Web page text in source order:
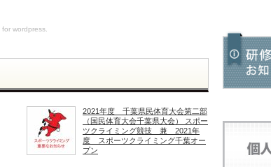
for wordpress.
2021年度 千葉県民体育大会第二部
（国民体育大会千葉県大会） スポー
ツクライミング競技 兼 2021年
度 スポーツクライミング千葉オー
プン